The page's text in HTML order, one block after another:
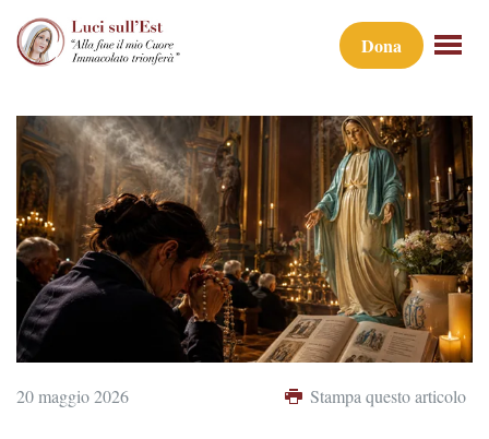
Dona
20 maggio 2026 Stampa questo articolo